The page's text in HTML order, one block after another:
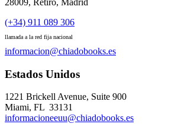
(+34) 911 089 306
llamada a la red fija nacional
informacion@chiadobooks.es
Estados Unidos
1221 Brickell Avenue, Suite 900
Miami, FL 33131
informacioneeuu@chiadobooks.es